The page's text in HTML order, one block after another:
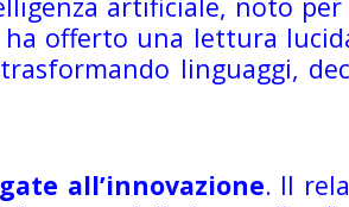
offerto una lettura
linguaggi,
all’innovazione. Il